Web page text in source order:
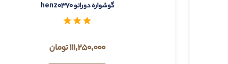
گوشواره دوراتو henz0370
111,250,000 تومان